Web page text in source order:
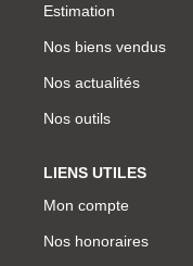
Estimation
Nos biens vendus
Nos actualités
Nos outils
LIENS UTILES
Mon compte
Nos honoraires